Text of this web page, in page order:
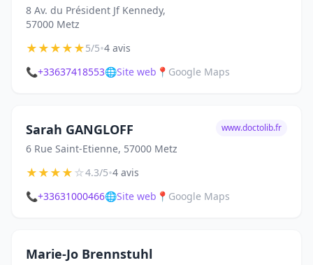
8 Av. du Président Jf Kennedy,
57000 Metz
★★★★★5/5•4 avis
📞+33637418553🌐Site web 📍 Google Maps
Sarah GANGLOFF
6 Rue Saint-Etienne, 57000 Metz
www.doctolib.fr
★★★★☆4.3/5•4 avis
📞+33631000466🌐Site web 📍 Google Maps
Marie-Jo Brennstuhl